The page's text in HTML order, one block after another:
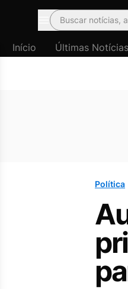
Menu
Buscar notícias,
Início Últimas Notícias
Política